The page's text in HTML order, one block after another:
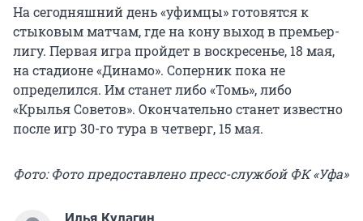
На сегодняшний день «уфимцы» готовятся к
стыковым матчам, где на кону выход в премьер-
лигу. Первая игра пройдет в воскресенье, 18 мая,
на стадионе «Динамо». Соперник пока не
определился. Им станет либо «Томь», либо
«Крылья Советов». Окончательно станет известно
после игр 30-го тура в четверг, 15 мая.
Фото: Фото предоставлено пресс-службой ФК «Уфа»
Илья Кулагин